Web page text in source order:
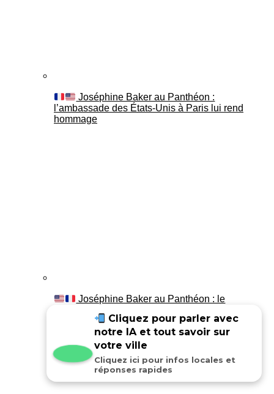
Joséphine Baker au Panthéon :
l’ambassade des États-Unis à Paris lui rend
hommage
Joséphine Baker au Panthéon : le
Cliquez pour parler avec
notre IA et tout savoir sur
votre ville
Cliquez ici pour infos locales et
réponses rapides